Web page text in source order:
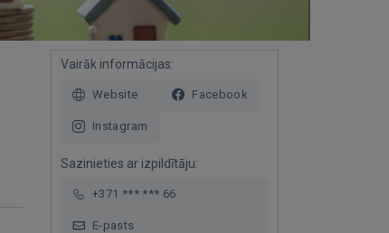
Vairāk informācijas:
Website Facebook
Instagram
Sazinieties ar izpildītāju:
+371 *** *** 66
E-pasts